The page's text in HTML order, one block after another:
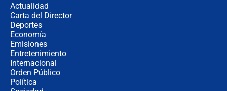
Actualidad
Carta del Director
Deportes
Economía
Emisiones
Entretenimiento
Internacional
Orden Público
Política